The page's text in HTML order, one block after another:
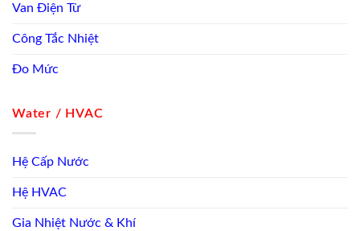
Van Điện Từ
Công Tắc Nhiệt
Đo Mức
Water / HVAC
Hệ Cấp Nước
Hệ HVAC
Gia Nhiệt Nước & Khí